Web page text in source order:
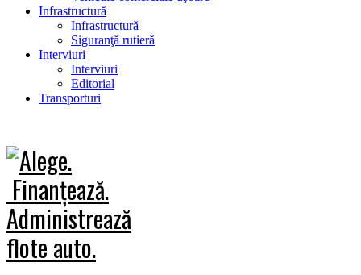
Infrastructură
Infrastructură
Siguranţă rutieră
Interviuri
Interviuri
Editorial
Transporturi